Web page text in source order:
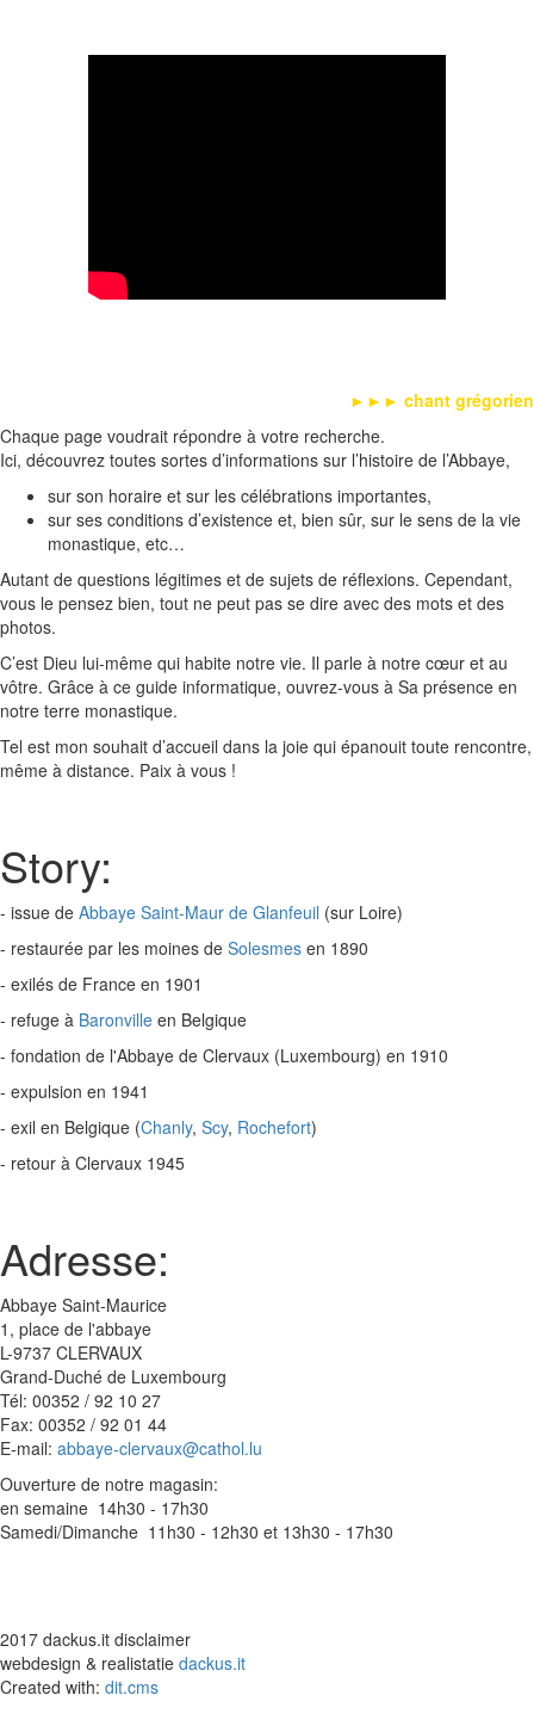
►►► chant grégorien
Chaque page voudrait répondre à votre recherche.
Ici, découvrez toutes sortes d’informations sur l’histoire de l’Abbaye,
sur son horaire et sur les célébrations importantes,
sur ses conditions d’existence et, bien sûr, sur le sens de la vie
monastique, etc…
Autant de questions légitimes et de sujets de réﬂexions. Cependant,
vous le pensez bien, tout ne peut pas se dire avec des mots et des
photos.
C’est Dieu lui-même qui habite notre vie. Il parle à notre cœur et au
vôtre. Grâce à ce guide informatique, ouvrez-vous à Sa présence en
notre terre monastique.
Tel est mon souhait d’accueil dans la joie qui épanouit toute rencontre,
même à distance. Paix à vous !
Story:
- issue de Abbaye Saint-Maur de Glanfeuil (sur Loire)
- restaurée par les moines de Solesmes en 1890
- exilés de France en 1901
- refuge à Baronville en Belgique
- fondation de l'Abbaye de Clervaux (Luxembourg) en 1910
- expulsion en 1941
- exil en Belgique (Chanly, Scy, Rochefort)
- retour à Clervaux 1945
Adresse:
Abbaye Saint-Maurice
1, place de l'abbaye
L-9737 CLERVAUX
Grand-Duché de Luxembourg
Tél: 00352 / 92 10 27
Fax: 00352 / 92 01 44
E-mail: abbaye-clervaux@cathol.lu
Ouverture de notre magasin:
en semaine 14h30 - 17h30
Samedi/Dimanche 11h30 - 12h30 et 13h30 - 17h30
2017 dackus.it disclaimer
webdesign & realistatie dackus.it
Created with: dit.cms